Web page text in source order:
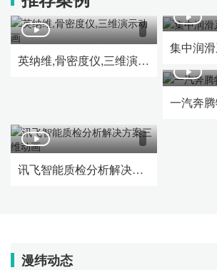
英纳维,骨密度仪,三维演示动画
讯飞智能质检分析解决方案三维动画
漫纬动态